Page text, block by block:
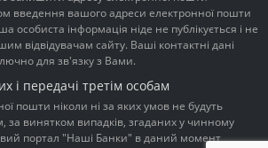
введення вашого адреси електронної пошти
особиста інформація ніде не публікується і не
відвідувачам сайту. Ваші контактні дані
для зв'язку з Вами.
і передачі третім особам
пошти ніколи ні за яких умов не будуть
за винятком випадків, згаданих у чинному
портал "Наші Банки" в даний момент